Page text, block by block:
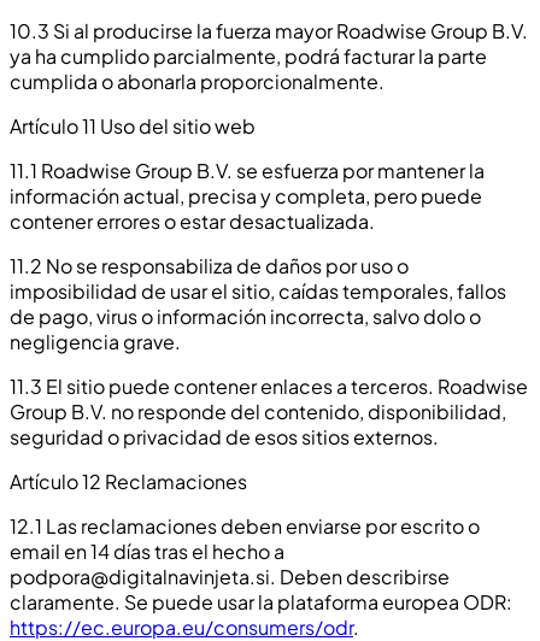
10.3 Si al producirse la fuerza mayor Roadwise Group B.V.
ya ha cumplido parcialmente, podrá facturar la parte
cumplida o abonarla proporcionalmente.
Artículo 11 Uso del sitio web
11.1 Roadwise Group B.V. se esfuerza por mantener la
información actual, precisa y completa, pero puede
contener errores o estar desactualizada.
11.2 No se responsabiliza de daños por uso o
imposibilidad de usar el sitio, caídas temporales, fallos
de pago, virus o información incorrecta, salvo dolo o
negligencia grave.
11.3 El sitio puede contener enlaces a terceros. Roadwise
Group B.V. no responde del contenido, disponibilidad,
seguridad o privacidad de esos sitios externos.
Artículo 12 Reclamaciones
12.1 Las reclamaciones deben enviarse por escrito o
email en 14 días tras el hecho a
podpora@digitalnavinjeta.si. Deben describirse
claramente. Se puede usar la plataforma europea ODR:
https://ec.europa.eu/consumers/odr.